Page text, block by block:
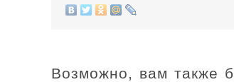
Возможно, вам также